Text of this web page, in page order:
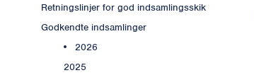
Retningslinjer for god indsamlingsskik
Godkendte indsamlinger
2026
2025